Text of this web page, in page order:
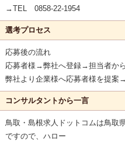
→TEL 0858-22-1954
選考プロセス
応募後の流れ
応募者様→弊社へ登録→担当者か
弊社より企業様へ応募者様を提案
コンサルタントから一言
鳥取・島根求人ドットコムは鳥取
ですので、ハロー